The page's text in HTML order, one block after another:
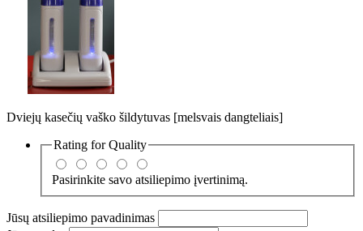
Dviejų kasečių vaško šildytuvas [melsvais dangteliais]
Rating forQuality
Pasirinkite savo atsiliepimo įvertinimą.
Jūsų atsiliepimo pavadinimas